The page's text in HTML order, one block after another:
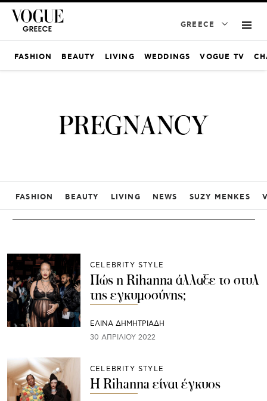
GREECE
FASHION BEAUTY LIVING WEDDINGS VOGUE TV
PREGNANCY
FASHION BEAUTY LIVING NEWS SUZY MENKES
CELEBRITY STYLE
Πώς η Rihanna άλλαξε το στυλ
της εγκυμοσύνης;
ΕΛΙΝΑ ΔΗΜΗΤΡΙΑΔΗ
30 ΑΠΡΙΛΊΟΥ 2022
CELEBRITY STYLE
H Rihanna είναι έγκυος